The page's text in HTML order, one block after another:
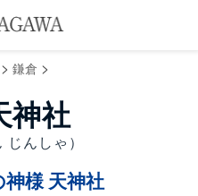
> 鎌倉 >
神社
じんしゃ）
様 天神社